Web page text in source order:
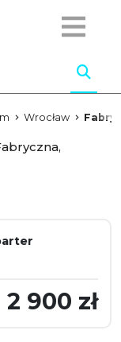
Wrocław
2 900 zł